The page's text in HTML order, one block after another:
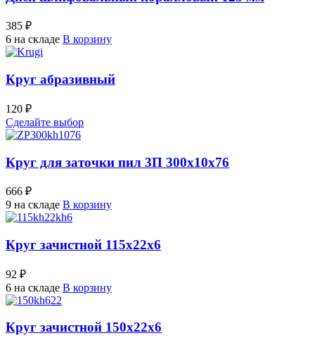
385 ₽
6 на складе В корзину
Круг абразивный
120 ₽
Сделайте выбор
Круг для заточки пил 3П 300х10х76
666 ₽
9 на складе В корзину
Круг зачистной 115х22х6
92 ₽
6 на складе В корзину
Круг зачистной 150х22х6